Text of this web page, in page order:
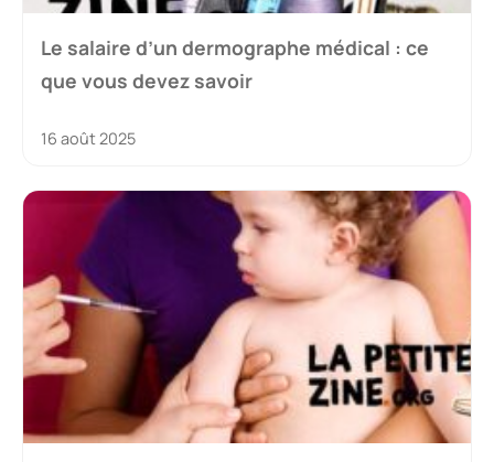
Le salaire d’un dermographe médical : ce
que vous devez savoir
16 août 2025